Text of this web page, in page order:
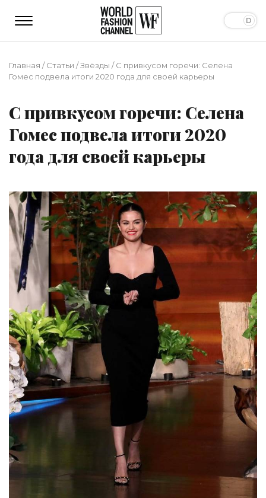
Главная /Статьи /Звёзды /С привкусом горечи: Селена
Гомес подвела итоги 2020 года для своей карьеры
С привкусом горечи: Селена
Гомес подвела итоги 2020
года для своей карьеры